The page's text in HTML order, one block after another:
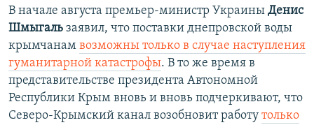
В начале августа премьер-министр Украины Денис
Шмыгаль заявил, что поставки днепровской воды
крымчанам возможны только в случае наступления
гуманитарной катастрофы. В то же время в
представительстве президента Автономной
Республики Крым вновь и вновь подчеркивают, что
Северо-Крымский канал возобновит работу только